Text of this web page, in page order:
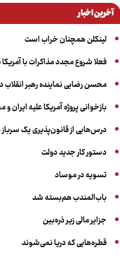
آخرین اخبار
لینکلن همچنان خراب است
فعلا شروع مجدد مذاکرات با
محسن رضایی نماینده رهبر
بازخوانی پروژه آمریکا علیه ایران
درس‌هایی از قانون‌پذیری یک سرباز
دستور کار جدید دولت
تسویه در موساد
باب‌المندب هم‌بسته شد
جزایر مالی زیر ذره‌بین
قطره‌هایی که دریا نمی‌شوند